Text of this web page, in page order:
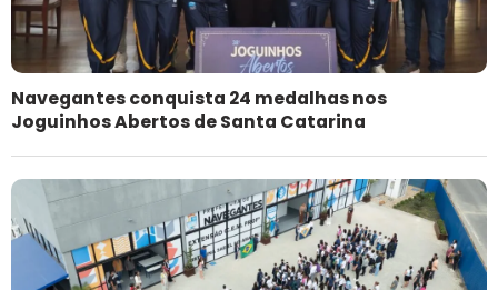
Navegantes conquista 24 medalhas nos
Joguinhos Abertos de Santa Catarina